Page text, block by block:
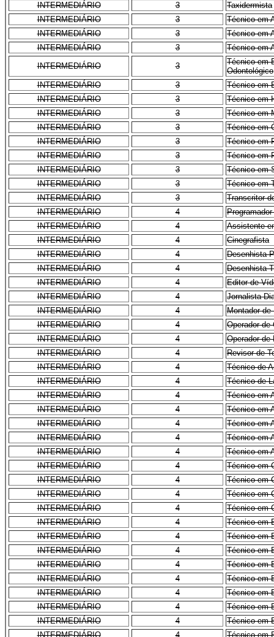
INTERMEDIÁRIO
3
Taxidermista
INTERMEDIÁRIO
3
Técnico em
INTERMEDIÁRIO
3
Técnico em
INTERMEDIÁRIO
3
Técnico em
INTERMEDIÁRIO
3
Técnico em
Odontológico
INTERMEDIÁRIO
3
Técnico em
INTERMEDIÁRIO
3
Técnico em
INTERMEDIÁRIO
3
Técnico em
INTERMEDIÁRIO
3
Técnico em
INTERMEDIÁRIO
3
Técnico em
INTERMEDIÁRIO
3
Técnico em
INTERMEDIÁRIO
3
Técnico em
INTERMEDIÁRIO
3
Técnico em
INTERMEDIÁRIO
3
Transcritor
INTERMEDIÁRIO
4
INTERMEDIÁRIO
4
Assistente
INTERMEDIÁRIO
4
Cinegrafista
INTERMEDIÁRIO
4
Desenhista
INTERMEDIÁRIO
4
Desenhista
INTERMEDIÁRIO
4
Editor de
INTERMEDIÁRIO
4
Jornalista
INTERMEDIÁRIO
4
Montador de
INTERMEDIÁRIO
4
Operador de
INTERMEDIÁRIO
4
Operador de
INTERMEDIÁRIO
4
Revisor de
INTERMEDIÁRIO
4
Técnico de
INTERMEDIÁRIO
4
Técnico de
INTERMEDIÁRIO
4
Técnico em
INTERMEDIÁRIO
4
Técnico em
INTERMEDIÁRIO
4
Técnico em
INTERMEDIÁRIO
4
Técnico em
INTERMEDIÁRIO
4
Técnico em
INTERMEDIÁRIO
4
Técnico em
INTERMEDIÁRIO
4
Técnico em
INTERMEDIÁRIO
4
Técnico em
INTERMEDIÁRIO
4
Técnico em
INTERMEDIÁRIO
4
Técnico em
INTERMEDIÁRIO
4
Técnico em
INTERMEDIÁRIO
4
Técnico em
INTERMEDIÁRIO
4
Técnico em
INTERMEDIÁRIO
4
Técnico em
INTERMEDIÁRIO
4
Técnico em
INTERMEDIÁRIO
4
Técnico em
INTERMEDIÁRIO
4
Técnico em
INTERMEDIÁRIO
4 Técnico em